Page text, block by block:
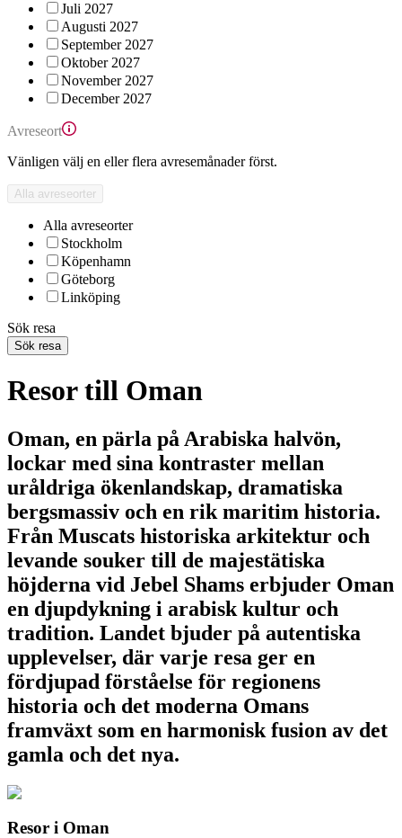
Juli 2027
Augusti 2027
September 2027
Oktober 2027
November 2027
December 2027
Avreseort
Vänligen välj en eller flera avresemånader först.
Alla avreseorter
Alla avreseorter
Stockholm
Köpenhamn
Göteborg
Linköping
Sök resa
Sök resa
Resor till Oman
Oman, en pärla på Arabiska halvön,
lockar med sina kontraster mellan
uråldriga ökenlandskap, dramatiska
bergsmassiv och en rik maritim historia.
Från Muscats historiska arkitektur och
levande souker till de majestätiska
höjderna vid Jebel Shams erbjuder Oman
en djupdykning i arabisk kultur och
tradition. Landet bjuder på autentiska
upplevelser, där varje resa ger en
fördjupad förståelse för regionens
historia och det moderna Omans
framväxt som en harmonisk fusion av det
gamla och det nya.
Resor i Oman